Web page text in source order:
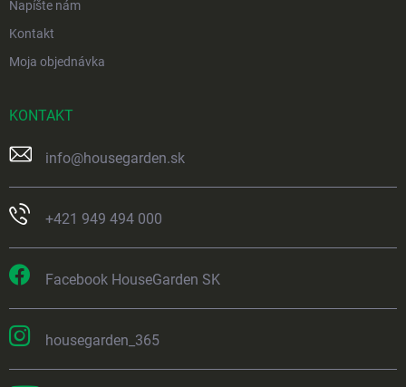
Napíšte nám
Kontakt
Moja objednávka
KONTAKT
info@housegarden.sk
+421 949 494 000
Facebook HouseGarden SK
housegarden_365